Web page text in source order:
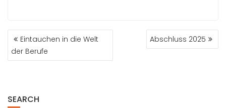
BEITRAGSNAVIGATION
Eintauchen in die Welt
der Berufe
Abschluss 2025
SEARCH